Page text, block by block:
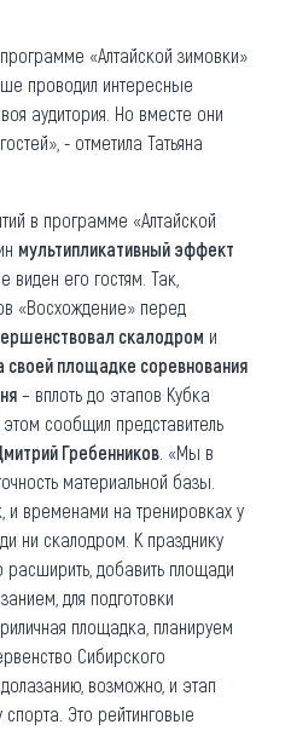
«Алтайской зимовки»
проводил интересные
аудитория. Но вместе они
- отметила Татьяна
в программе «Алтайской
мультипликативный эффект
виден его гостям. Так,
«Восхождение» перед
скалодром и
своей площадке соревнования
– вплоть до этапов Кубка
сообщил представитель
Гребенников . «Мы в
материальной базы.
и временами на тренировках у
ни скалодром. К празднику
добавить площади
для подготовки
площадка, планируем
Сибирского
возможно, и этап
Это рейтинговые